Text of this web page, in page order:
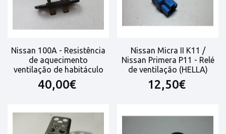
Nissan 100A - Resistência
de aquecimento
ventilação de habitáculo
40,00€
Nissan Micra II K11 /
Nissan Primera P11 - Relé
de ventilação (HELLA)
12,50€